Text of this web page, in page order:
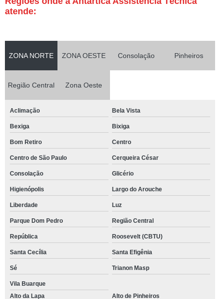
atende:
ZONA NORTE ZONA OESTE Consolação Pinheiros
Região Central Zona Oeste
Aclimação Bela Vista
Bexiga Bixiga
Bom Retiro Centro
Centro de São Paulo Cerqueira César
Consolação Glicério
Higienópolis Largo do Arouche
Liberdade Luz
Parque Dom Pedro Região Central
República Roosevelt (CBTU)
Santa Cecília Santa Efigênia
Sé Trianon Masp
Vila Buarque
Alto da Lapa
Alto de Pinheiros